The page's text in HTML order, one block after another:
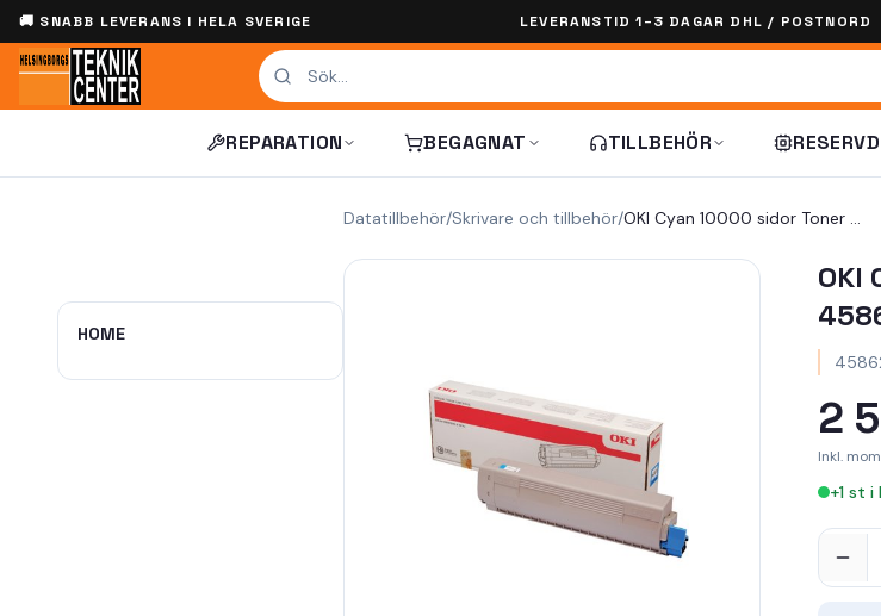
🚚 SNABB LEVERANS I HELA SVERIGE LEVERANSTID 1–3 DAGAR DHL / POSTNORD
REPARATION BEGAGNAT TILLBEHÖR
HOME
Datatillbehör/Skrivare och tillbehör/ OKI Cyan 10000 sidor Toner 45862816
OKI
2
Inkl.
+1 st i